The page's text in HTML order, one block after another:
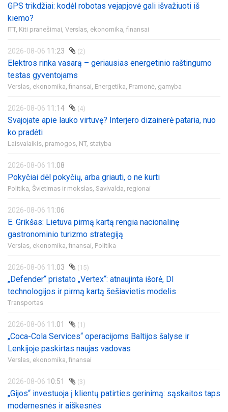
GPS trikdžiai: kodėl robotas vejapjovė gali išvažiuoti iš
kiemo?
ITT, Kiti pranešimai, Verslas, ekonomika, finansai
2026-08-06 11:23 (2)
Elektros rinka vasarą – geriausias energetinio raštingumo
testas gyventojams
Verslas, ekonomika, finansai, Energetika, Pramonė, gamyba
2026-08-06 11:14 (4)
Svajojate apie lauko virtuvę? Interjero dizainerė pataria, nuo
ko pradėti
Laisvalaikis, pramogos, NT, statyba
2026-08-06 11:08
Pokyčiai dėl pokyčių, arba griauti, o ne kurti
Politika, Švietimas ir mokslas, Savivalda, regionai
2026-08-06 11:06
E. Grikšas: Lietuva pirmą kartą rengia nacionalinę
gastronominio turizmo strategiją
Verslas, ekonomika, finansai, Politika
2026-08-06 11:03 (15)
„Defender“ pristato „Vertex“: atnaujinta išorė, DI
technologijos ir pirmą kartą šešiavietis modelis
Transportas
2026-08-06 11:01 (1)
„Coca-Cola Services“ operacijoms Baltijos šalyse ir
Lenkijoje paskirtas naujas vadovas
Verslas, ekonomika, finansai
2026-08-06 10:51 (3)
„Gijos“ investuoja į klientų patirties gerinimą: sąskaitos taps
modernesnės ir aiškesnės